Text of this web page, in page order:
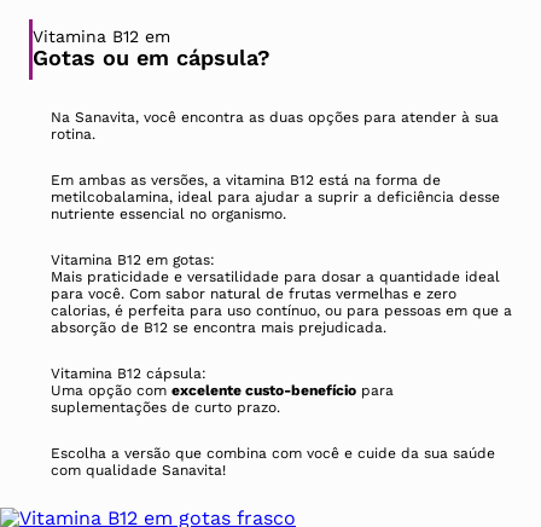
Vitamina B12 em
Gotas ou em cápsula?
Na Sanavita, você encontra as duas opções para atender à sua
rotina.
Em ambas as versões, a vitamina B12 está na forma de
metilcobalamina, ideal para ajudar a suprir a deficiência desse
nutriente essencial no organismo.
Vitamina B12 em gotas:
Mais praticidade e versatilidade para dosar a quantidade ideal
para você. Com sabor natural de frutas vermelhas e zero
calorias, é perfeita para uso contínuo, ou para pessoas em que a
absorção de B12 se encontra mais prejudicada.
Vitamina B12 cápsula:
Uma opção com excelente custo-benefício para
suplementações de curto prazo.
Escolha a versão que combina com você e cuide da sua saúde
com qualidade Sanavita!